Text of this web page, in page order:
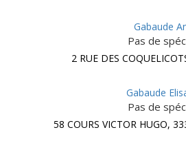
Gabaude
Pas de
2 RUE DES
Gabaude
Pas de
58 COURS VICTOR HUGO,